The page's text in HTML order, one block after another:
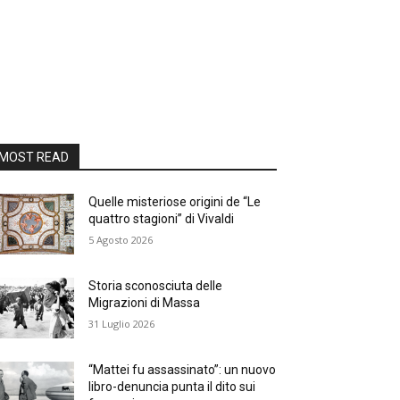
READ
Quelle misteriose origini de “Le
quattro stagioni” di Vivaldi
5 Agosto 2026
Storia sconosciuta delle
Migrazioni di Massa
31 Luglio 2026
“Mattei fu assassinato”: un nuovo
libro-denuncia punta il dito sui